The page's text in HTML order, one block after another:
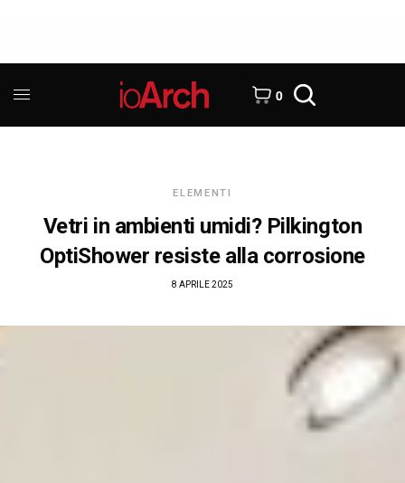
0
ELEMENTI
Vetri in ambienti umidi? Pilkington
OptiShower resiste alla corrosione
8 APRILE 2025